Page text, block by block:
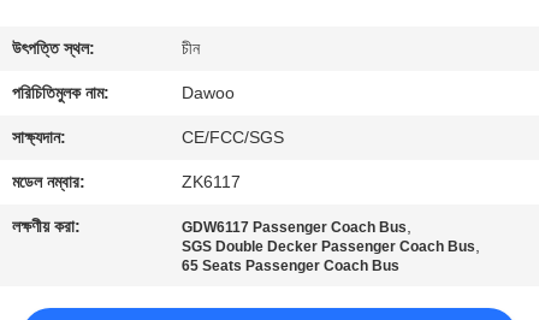
যোগাযোগ
করুন
উদ্ধৃতির
জন্য
উৎপত্তি স্থল: চীন
পরিচিতিমুলক নাম: Dawoo
সাক্ষ্যদান: CE/FCC/SGS
মডেল নম্বার: ZK6117
লক্ষণীয় করা: GDW6117 Passenger Coach Bus,
SGS Double Decker Passenger Coach Bus,
65 Seats Passenger Coach Bus